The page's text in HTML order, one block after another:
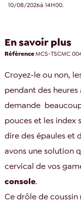
10/08/2026à 14H00.
En savoir plus
RéférenceMCS-TSCMC
Croyez-le ou non,
pendant des
demande
pouces et les index
dire des épaules et
avons une solution
cervical de vos
console.
Ce drôle de coussin